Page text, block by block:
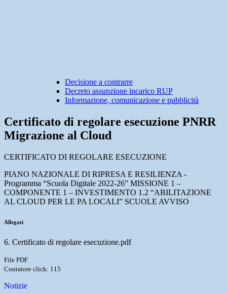
Decisione a contrarre
Decreto assunzione incarico RUP
Informazione, comunicazione e pubblicità
Certificato di regolare esecuzione PNRR
Migrazione al Cloud
CERTIFICATO DI REGOLARE ESECUZIONE
PIANO NAZIONALE DI RIPRESA E RESILIENZA -
Programma “Scuola Digitale 2022-26” MISSIONE 1 –
COMPONENTE 1 – INVESTIMENTO 1.2 “ABILITAZIONE
AL CLOUD PER LE PA LOCALI” SCUOLE AVVISO
Allegati
6. Certificato di regolare esecuzione.pdf
File PDF
Contatore click: 115
Notizie